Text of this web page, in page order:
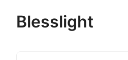
Blesslight